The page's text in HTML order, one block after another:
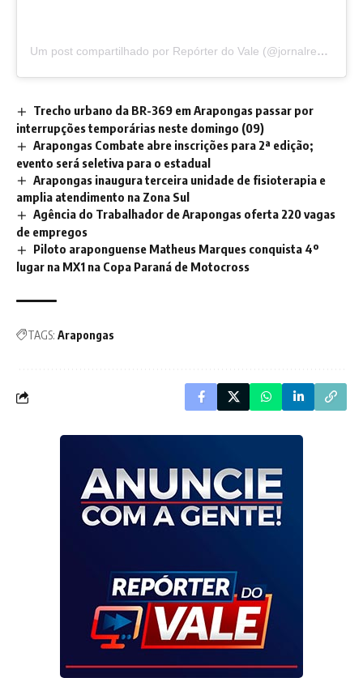
Um post compartilhado por Repórter do Vale (@jornalreporterdovale)
Trecho urbano da BR-369 em Arapongas passar por
interrupções temporárias neste domingo (09)
Arapongas Combate abre inscrições para 2ª edição;
evento será seletiva para o estadual
Arapongas inaugura terceira unidade de fisioterapia e
amplia atendimento na Zona Sul
Agência do Trabalhador de Arapongas oferta 220 vagas
de empregos
Piloto araponguense Matheus Marques conquista 4º
lugar na MX1 na Copa Paraná de Motocross
TAGS: Arapongas